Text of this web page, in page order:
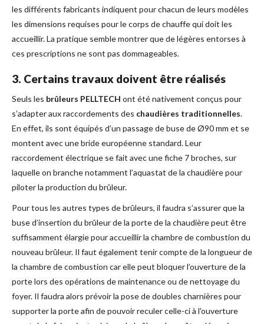
les différents fabricants indiquent pour chacun de leurs modèles
les dimensions requises pour le corps de chauffe qui doit les
accueillir. La pratique semble montrer que de légères entorses à
ces prescriptions ne sont pas dommageables.
3. Certains travaux doivent être réalisés
Seuls les brûleurs PELLTECH ont été nativement conçus pour
s’adapter aux raccordements des chaudières traditionnelles.
En effet, ils sont équipés d’un passage de buse de Ø90 mm et se
montent avec une bride européenne standard. Leur
raccordement électrique se fait avec une fiche 7 broches, sur
laquelle on branche notamment l’aquastat de la chaudière pour
piloter la production du brûleur.
Pour tous les autres types de brûleurs, il faudra s’assurer que la
buse d’insertion du brûleur de la porte de la chaudière peut être
suffisamment élargie pour accueillir la chambre de combustion du
nouveau brûleur. Il faut également tenir compte de la longueur de
la chambre de combustion car elle peut bloquer l’ouverture de la
porte lors des opérations de maintenance ou de nettoyage du
foyer. Il faudra alors prévoir la pose de doubles charnières pour
supporter la porte afin de pouvoir reculer celle-ci à l'ouverture